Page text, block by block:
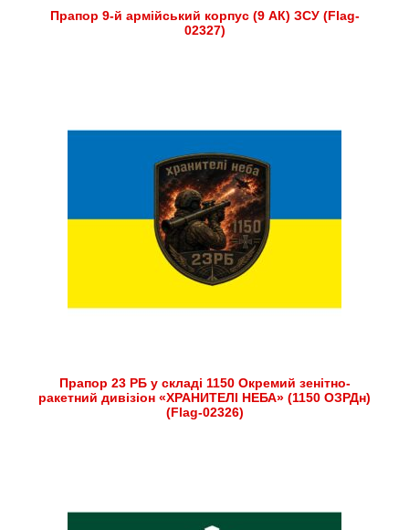
Прапор 9-й армійський корпус (9 АК) ЗСУ (Flag-
02327)
Прапор 23 РБ у складі 1150 Окремий зенітно-
ракетний дивізіон «ХРАНИТЕЛІ НЕБА» (1150 ОЗРДн)
(Flag-02326)